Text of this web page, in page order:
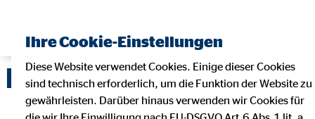
Datenschutz
Ihre Cookie-Einstellungen
Diese Website verwendet Cookies. Einige dieser Cookies
sind technisch erforderlich, um die Funktion der Website zu
gewährleisten. Darüber hinaus verwenden wir Cookies für